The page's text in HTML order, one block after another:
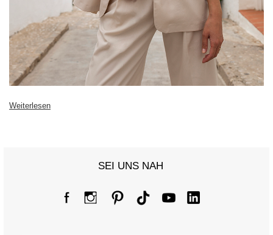
Weiterlesen
SEI UNS NAH